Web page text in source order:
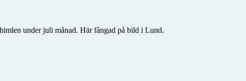
under juli månad. Här fångad på bild i Lund.